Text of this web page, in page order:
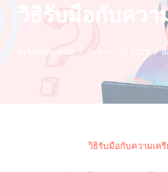
วิธิรับมือกับควา
kandaspecial กันยายน 25, 2023
วิธิรับมือกับความเค